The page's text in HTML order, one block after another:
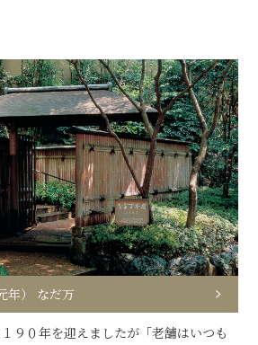
年） なだ万
９０年を迎えましたが「老舗はいつも